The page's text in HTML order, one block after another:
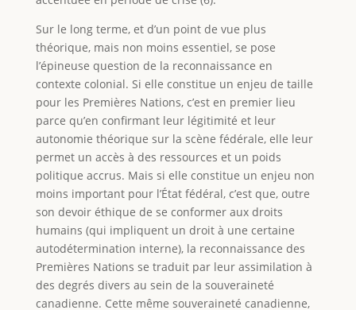
Sur le long terme, et d’un point de vue plus
théorique, mais non moins essentiel, se pose
l’épineuse question de la reconnaissance en
contexte colonial. Si elle constitue un enjeu de taille
pour les Premières Nations, c’est en premier lieu
parce qu’en confirmant leur légitimité et leur
autonomie théorique sur la scène fédérale, elle leur
permet un accès à des ressources et un poids
politique accrus. Mais si elle constitue un enjeu non
moins important pour l’État fédéral, c’est que, outre
son devoir éthique de se conformer aux droits
humains (qui impliquent un droit à une certaine
autodétermination interne), la reconnaissance des
Premières Nations se traduit par leur assimilation à
des degrés divers au sein de la souveraineté
canadienne. Cette même souveraineté canadienne,